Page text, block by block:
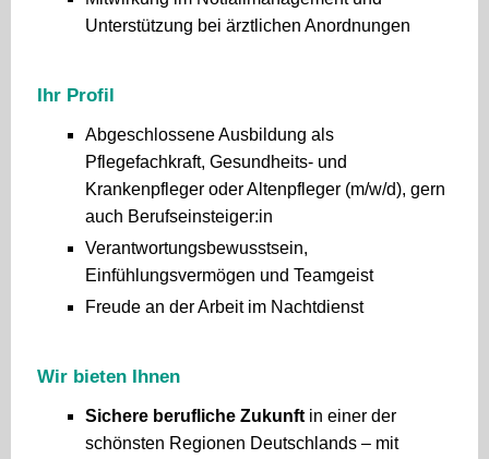
Unterstützung bei ärztlichen Anordnungen
Ihr Profil
Abgeschlossene Ausbildung als
Pflegefachkraft, Gesundheits- und
Krankenpfleger oder Altenpfleger (m/w/d), gern
auch Berufseinsteiger:in
Verantwortungsbewusstsein,
Einfühlungsvermögen und Teamgeist
Freude an der Arbeit im Nachtdienst
Wir bieten Ihnen
Sichere berufliche Zukunftin einer der
schönsten Regionen Deutschlands – mit